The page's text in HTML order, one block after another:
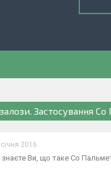
Застосування
2016
Ви, що таке Со